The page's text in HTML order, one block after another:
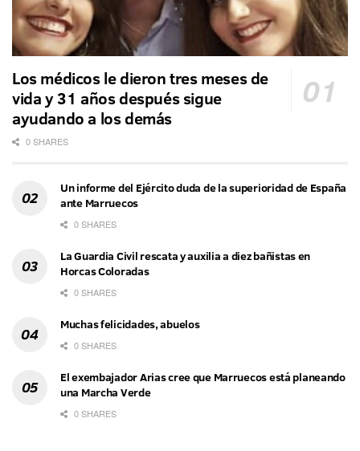
Los médicos le dieron tres meses de
vida y 31 años después sigue
ayudando a los demás
0 SHARES
Un informe del Ejército duda de la superioridad de España
ante Marruecos
0 SHARES
La Guardia Civil rescata y auxilia a diez bañistas en
Horcas Coloradas
0 SHARES
Muchas felicidades, abuelos
0 SHARES
El exembajador Arias cree que Marruecos está planeando
una Marcha Verde
0 SHARES